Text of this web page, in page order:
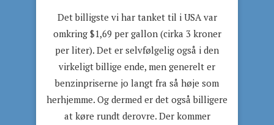
Det billigste vi har tanket til i USA var
omkring $1,69 per gallon (cirka 3 kroner
per liter). Det er selvfølgelig også i den
virkeligt billige ende, men generelt er
benzinpriserne jo langt fra så høje som
herhjemme. Og dermed er det også billigere
at køre rundt derovre. Der kommer